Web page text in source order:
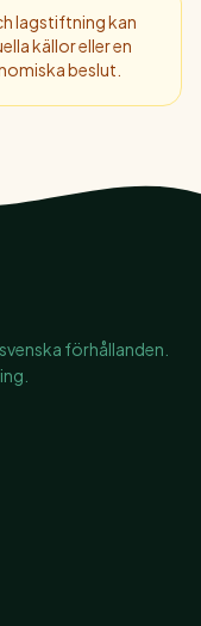
lagstiftning kan
källor eller en
beslut.
förhållanden.